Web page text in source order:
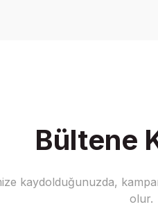
Bültene
kaydolduğunuzda,
olur.